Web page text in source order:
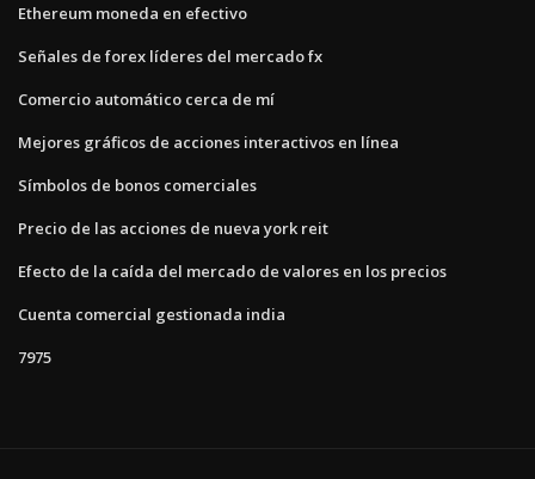
Ethereum moneda en efectivo
Señales de forex líderes del mercado fx
Comercio automático cerca de mí
Mejores gráficos de acciones interactivos en línea
Símbolos de bonos comerciales
Precio de las acciones de nueva york reit
Efecto de la caída del mercado de valores en los precios
Cuenta comercial gestionada india
7975